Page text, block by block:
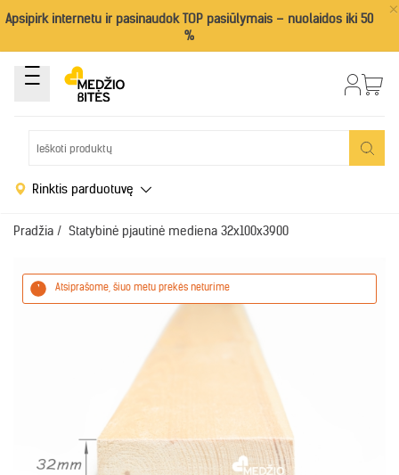
×
Apsipirk internetu ir pasinaudok TOP pasiūlymais – nuolaidos iki 50
%
Rinktis parduotuvę
Pradžia / Statybinė pjautinė mediena 32x100x3900
Atsiprašome, šiuo metu prekės neturime